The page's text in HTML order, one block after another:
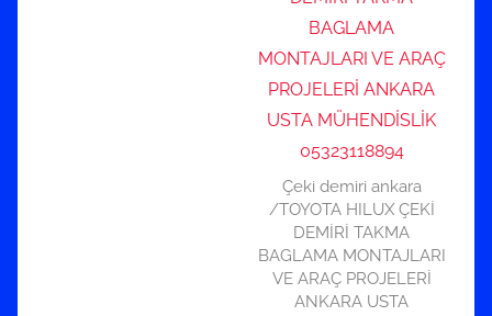
Çeki demiri ankara
/TOYOTA HILUX ÇEKİ
DEMİRİ TAKMA
BAGLAMA MONTAJLARI
VE ARAÇ PROJELERİ
ANKARA USTA